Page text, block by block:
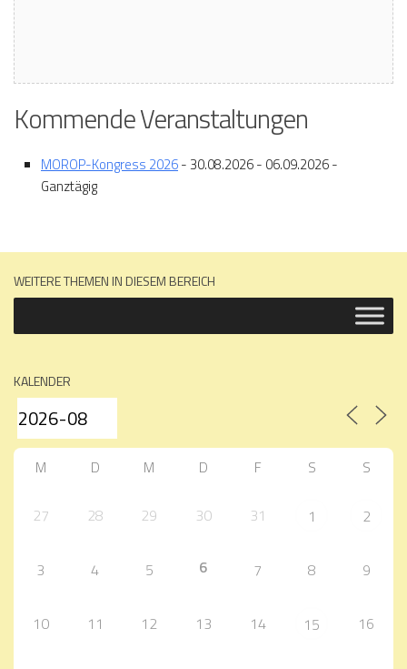
Kommende Veranstaltungen
MOROP-Kongress 2026- 30.08.2026 - 06.09.2026 -
Ganztägig
WEITERE THEMEN IN DIESEM BEREICH
KALENDER
M D M D F S S
27 28 29 30 31 1 2
3 4 5 6 7 8 9
10 11 12 13 14 15 16